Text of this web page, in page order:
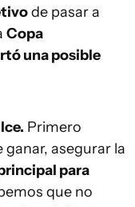
de pasar a
Copa
una posible
Primero
asegurar la
para
que no